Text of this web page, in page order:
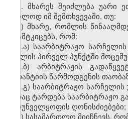
1. მხარეს შეიძლება უარი
მხოლოდ იმ შემთხვევაში, თუ:
ა) მხარე, რომლის
დაამტკიცებს, რომ:
ა.ა) საარბიტრაჟო
მუხლის პირველ პუნქტში
ა.ბ) არბიტრაჟის
გარანტიის წარმოდგენის
ა.გ) საარბიტრაჟო
სადაც ტარდება საარბიტრაჟო
უზრუნველყოფის ღონისძიებები;
ბ) სასამართლო მიიჩნევს,